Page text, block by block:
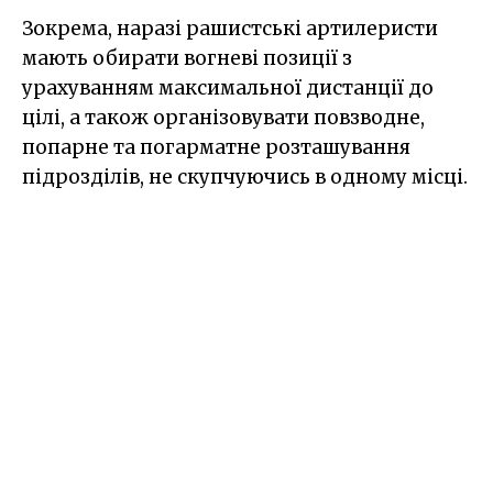
Зокрема, наразі рашистські артилеристи
мають обирати вогневі позиції з
урахуванням максимальної дистанції до
цілі, а також організовувати повзводне,
попарне та погарматне розташування
підрозділів, не скупчуючись в одному місці.